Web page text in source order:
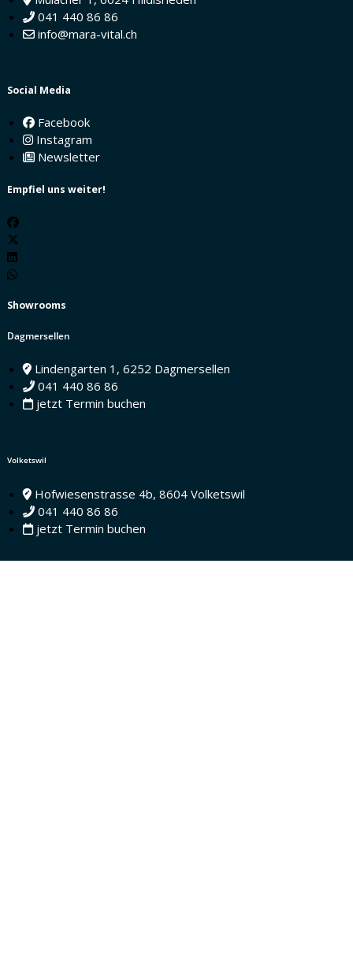
041 440 86 86
info@mara-vital.ch
Social Media
Facebook
Instagram
Newsletter
Empfiel uns weiter!
Showrooms
Dagmersellen
Lindengarten 1, 6252 Dagmersellen
041 440 86 86
jetzt Termin buchen
Volketswil
Hofwiesenstrasse 4b, 8604 Volketswil
041 440 86 86
jetzt Termin buchen